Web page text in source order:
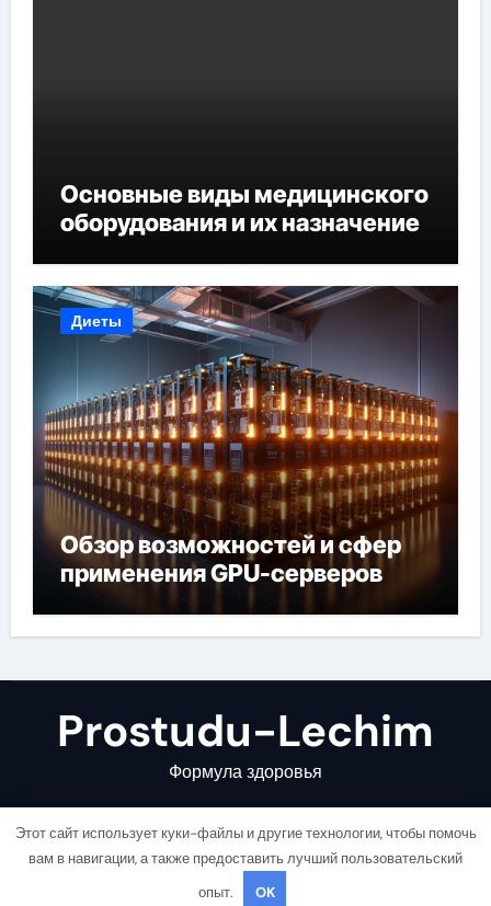
Основные виды медицинского
оборудования и их назначение
Диеты
Обзор возможностей и сфер
применения GPU-серверов
Prostudu-Lechim
Формула здоровья
Copyright © All rights reserved |
Этот сайт использует куки-файлы и другие технологии, чтобы помочь
вам в навигации, а также предоставить лучший пользовательский
опыт.
OK